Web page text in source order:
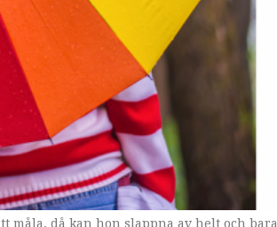
måla, då kan hon slappna av helt och bara